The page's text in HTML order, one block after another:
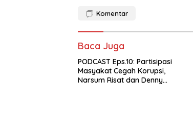
Komentar
Baca Juga
PODCAST Eps.10: Partisipasi
Masyakat Cegah Korupsi,
Narsum Risat dan Denny